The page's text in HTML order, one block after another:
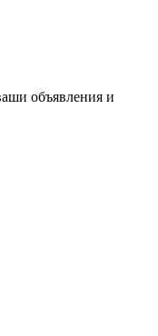
объявления и